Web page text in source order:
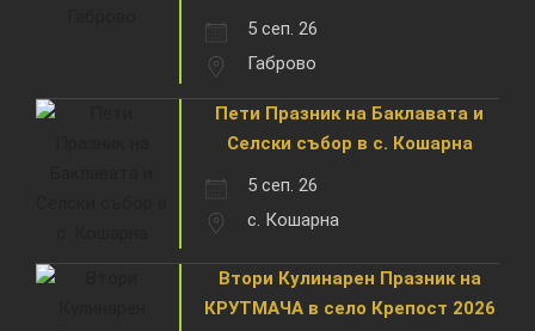
5 сеп. 26
Габрово
Пети Празник на Баклавата и
Селски събор в с. Кошарна
5 сеп. 26
с. Кошарна
Втори Кулинарен Празник на
КРУТМАЧА в село Крепост 2026